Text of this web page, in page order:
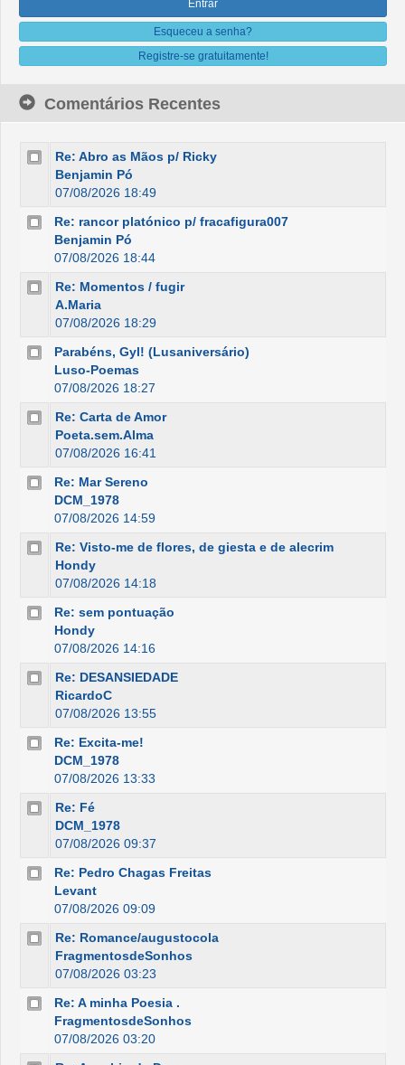
Esqueceu a senha?
Registre-se gratuitamente!
Comentários Recentes
Re: Abro as Mãos p/ Ricky
Benjamin Pó
07/08/2026 18:49
Re: rancor platónico p/ fracafigura007
Benjamin Pó
07/08/2026 18:44
Re: Momentos / fugir
A.Maria
07/08/2026 18:29
Parabéns, Gyl! (Lusaniversário)
Luso-Poemas
07/08/2026 18:27
Re: Carta de Amor
Poeta.sem.Alma
07/08/2026 16:41
Re: Mar Sereno
DCM_1978
07/08/2026 14:59
Re: Visto-me de flores, de giesta e de alecrim
Hondy
07/08/2026 14:18
Re: sem pontuação
Hondy
07/08/2026 14:16
Re: DESANSIEDADE
RicardoC
07/08/2026 13:55
Re: Excita-me!
DCM_1978
07/08/2026 13:33
Re: Fé
DCM_1978
07/08/2026 09:37
Re: Pedro Chagas Freitas
Levant
07/08/2026 09:09
Re: Romance/augustocola
FragmentosdeSonhos
07/08/2026 03:23
Re: A minha Poesia .
FragmentosdeSonhos
07/08/2026 03:20